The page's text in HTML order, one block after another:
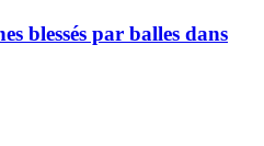
blessés par balles dans